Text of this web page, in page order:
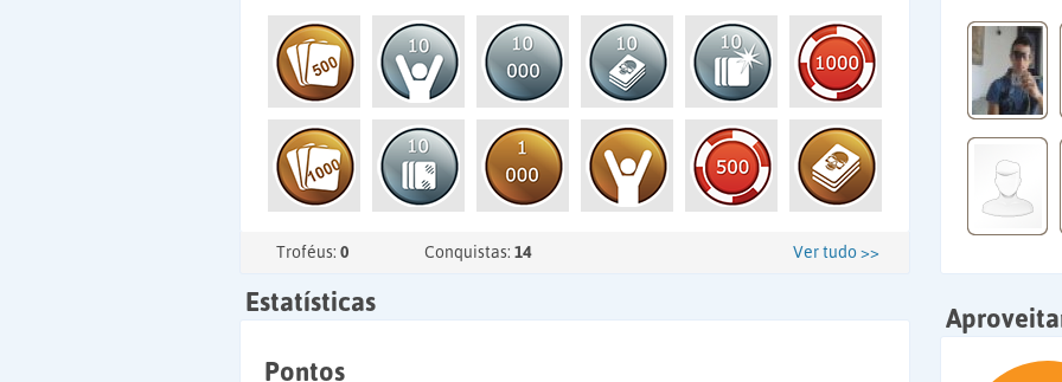
Troféus: 0 Conquistas: 14 Ver tudo >>
Estatísticas
Pontos